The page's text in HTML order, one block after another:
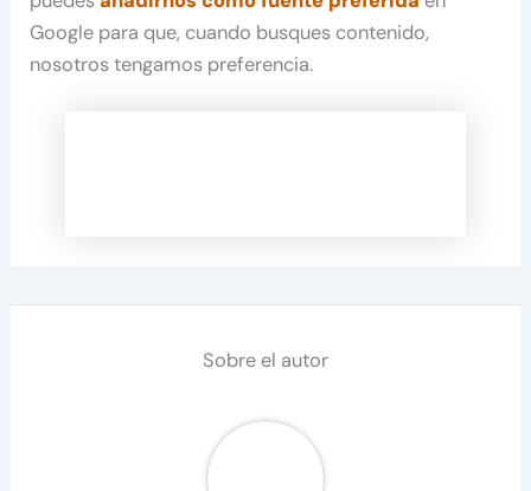
Google para que, cuando busques contenido,
nosotros tengamos preferencia.
Sobre el autor